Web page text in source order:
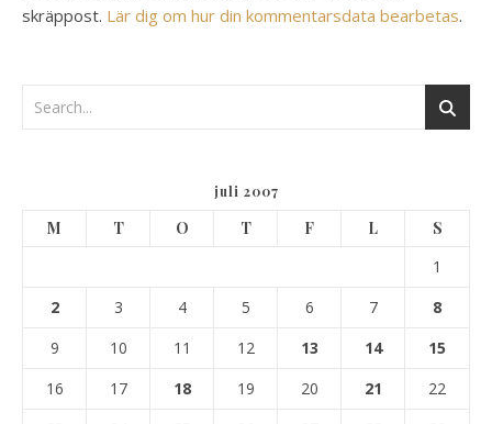
skräppost. Lär dig om hur din kommentarsdata bearbetas.
juli 2007
M T O T F L
S
1
2
3 4 5 6 7
8
9
10 11 12 13 14
15
16
17 18 19 20 21
22